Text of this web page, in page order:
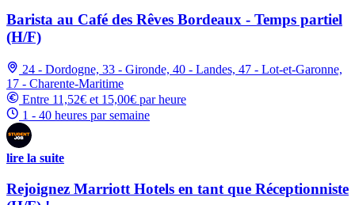
Barista au Café des Rêves Bordeaux - Temps partiel
(H/F)
24 - Dordogne, 33 - Gironde, 40 - Landes, 47 - Lot-et-Garonne,
17 - Charente-Maritime
Entre 11,52€ et 15,00€ par heure
1 - 40 heures par semaine
lire la suite
Rejoignez Marriott Hotels en tant que Réceptionniste